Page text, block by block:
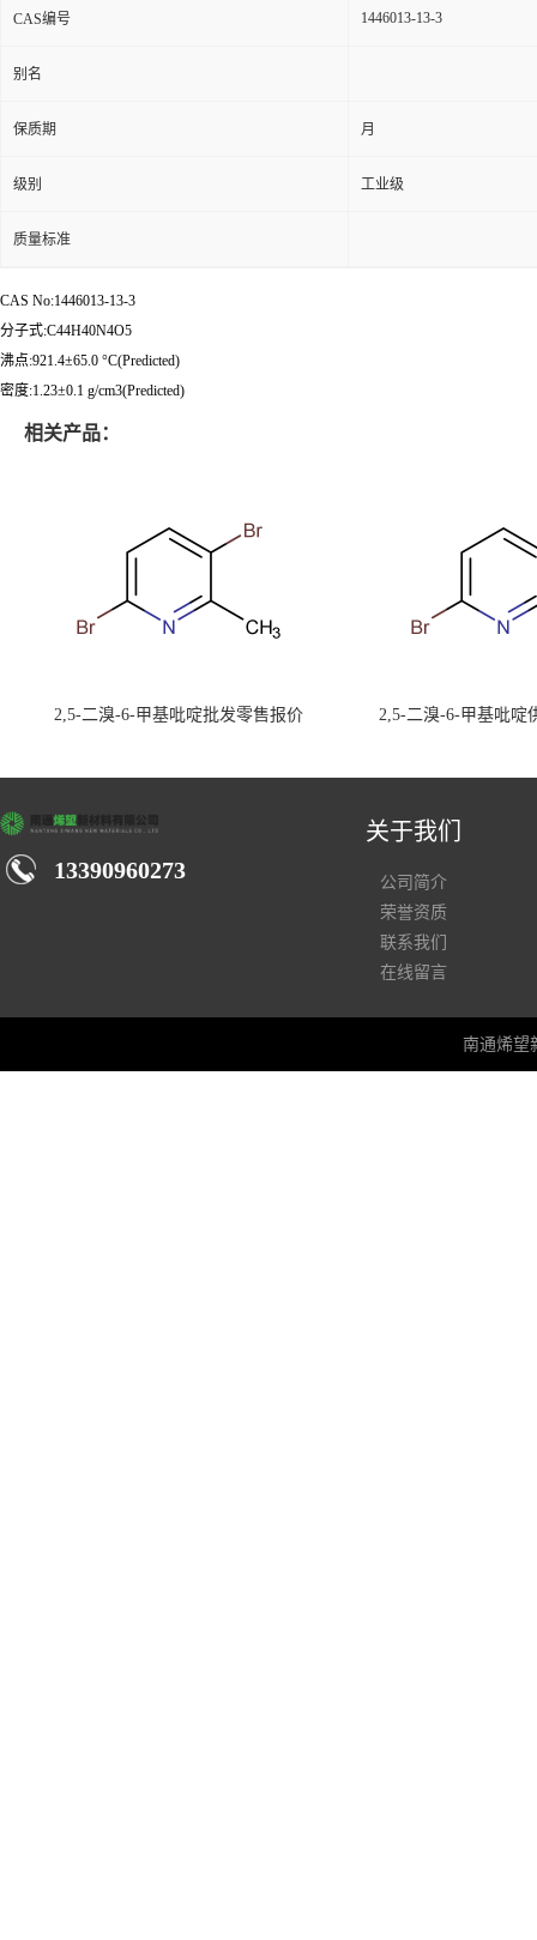
CAS编号 1446013-13-3
别名
保质期 月
级别 工业级
质量标准
CAS No:1446013-13-3
分子式:C44H40N4O5
沸点:921.4±65.0 °C(Predicted)
密度:1.23±0.1 g/cm3(Predicted)
相关产品：
2,5-二溴-6-甲基吡啶批发零售报价 2,5-二溴-6-甲基吡啶
13390960273
关于我们
公司简介
荣誉资质
联系我们
在线留言
南通烯望